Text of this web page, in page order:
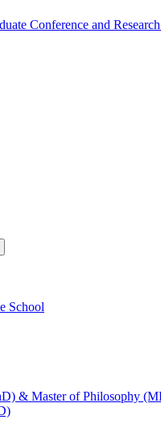
Conference and
School
& Master of Philosophy